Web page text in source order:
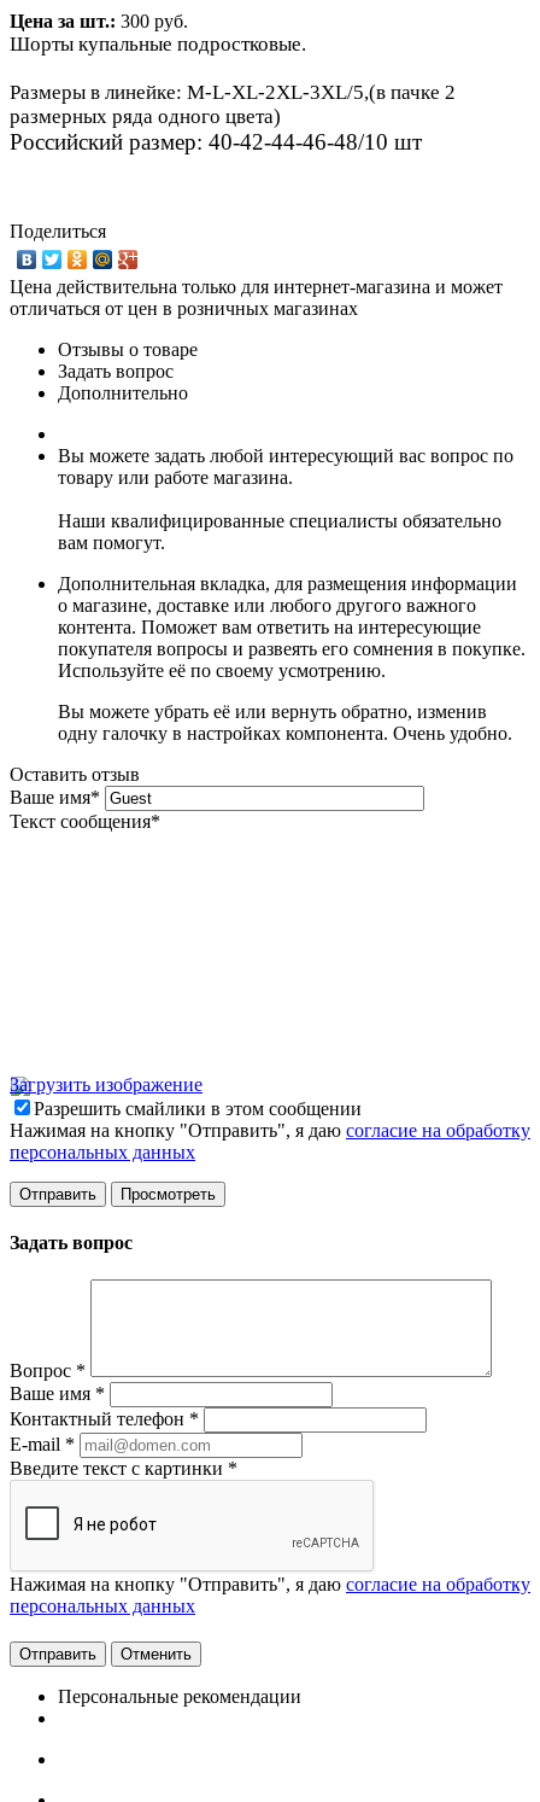
Цена за шт.: 300 руб.
Шорты купальные подростковые.
Размеры в линейке: M-L-XL-2XL-3XL/5,(в пачке 2
размерных ряда одного цвета)
Российский размер: 40-42-44-46-48/10 шт
Поделиться
Цена действительна только для интернет-магазина и может
отличаться от цен в розничных магазинах
Отзывы о товаре
Задать вопрос
Дополнительно
Вы можете задать любой интересующий вас вопрос по
товару или работе магазина.
Наши квалифицированные специалисты обязательно
вам помогут.
Дополнительная вкладка, для размещения информации
о магазине, доставке или любого другого важного
контента. Поможет вам ответить на интересующие
покупателя вопросы и развеять его сомнения в покупке.
Используйте её по своему усмотрению.
Вы можете убрать её или вернуть обратно, изменив
одну галочку в настройках компонента. Очень удобно.
Оставить отзыв
Ваше имя*
Текст сообщения*
Загрузить изображение
Разрешить смайлики в этом сообщении
Нажимая на кнопку "Отправить", я даю согласие на обработку
персональных данных
Задать вопрос
Вопрос *
Ваше имя *
Контактный телефон *
E-mail *
Введите текст с картинки *
Нажимая на кнопку "Отправить", я даю согласие на обработку
персональных данных
Отменить
Персональные рекомендации